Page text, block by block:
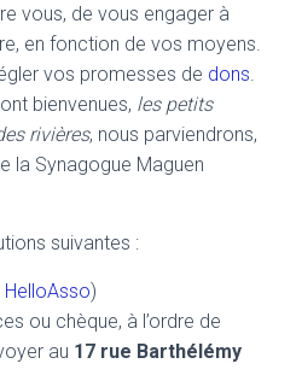
vous, de vous engager à
en fonction de vos moyens.
vos promesses de dons.
bienvenues, les petits
rivières, nous parviendrons,
la Synagogue Maguen
suivantes :
HelloAsso)
ou chèque, à l’ordre de
au 17 rue Barthélémy